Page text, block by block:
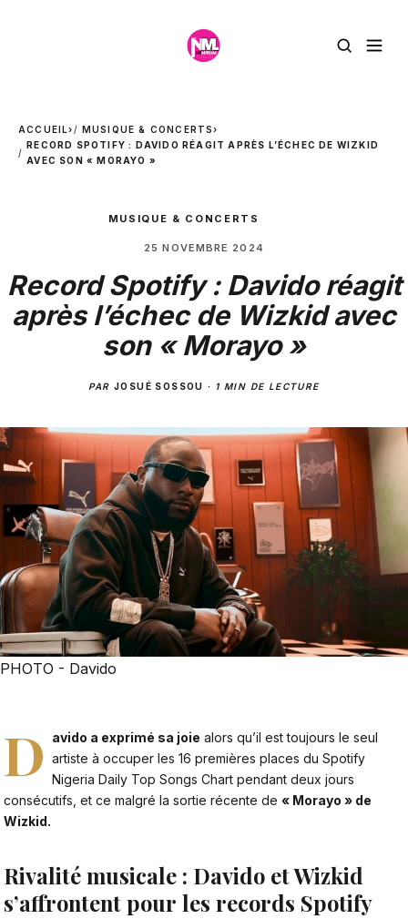
ACCUEIL› MUSIQUE & CONCERTS›
RECORD SPOTIFY : DAVIDO RÉAGIT APRÈS L’ÉCHEC DE WIZKID
AVEC SON « MORAYO »
MUSIQUE & CONCERTS
25 NOVEMBRE 2024
Record Spotify : Davido réagit
après l’échec de Wizkid avec
son « Morayo »
PARJOSUÉ SOSSOU · 1 MIN DE LECTURE
PHOTO - Davido
D avido a exprimé sa joie alors qu’il est toujours le seul
artiste à occuper les 16 premières places du Spotify
Nigeria Daily Top Songs Chart pendant deux jours
consécutifs, et ce malgré la sortie récente de « Morayo » de
Wizkid.
Rivalité musicale : Davido et Wizkid
s’affrontent pour les records Spotify